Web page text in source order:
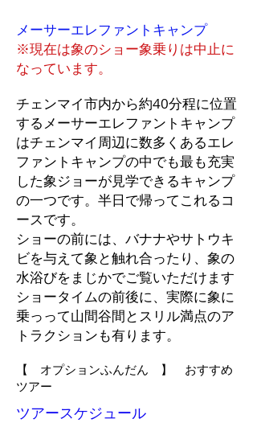
メーサーエレファントキャンプ
※現在は象のショー象乗りは​中止に
なっています。
チェンマイ市内から約40分程に位置
するメーサーエレファントキャンプ
はチェンマイ周辺に数多くあるエレ
ファントキャンプの中でも最も充実
した象ジョーが見学できるキャンプ
の一つです。半日で帰ってこれるコ
ースです。
ショーの前には、バナナやサトウキ
ビを与えて象と触れ合ったり、象の
水浴びをまじかでご覧いただけます
ショータイムの前後に、実際に象に
乗っって山間谷間とスリル満点のア
トラクションも有ります。
【 オプションふんだん 】 おすすめ
ツアー
ツアースケジュール